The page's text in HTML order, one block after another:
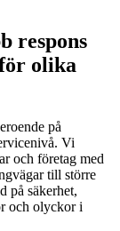
respons
olika
på
Vi
och företag med
till större
på säkerhet,
och olyckor i